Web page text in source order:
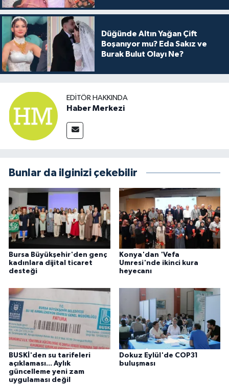
Düğünde Altın Yağan Çift
Boşanıyor mu? Eda Sakız ve
Burak Bulut Olayı Ne?
EDITÖR HAKKINDA
Haber Merkezi
Bunlar da ilginizi çekebilir
Bursa Büyükşehir'den genç
kadınlara dijital ticaret
desteği
Konya'dan 'Vefa
Umresi'nde ikinci kura
heyecanı
BUSKİ'den su tarifeleri
açıklaması... Aylık
güncelleme yeni zam
uygulaması değil
Dokuz Eylül'de COP31
buluşması